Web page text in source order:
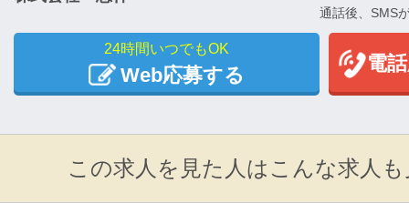
通話後、SMS
24時間いつでもOK
Web応募する
電
この求人を見た人はこんな求人